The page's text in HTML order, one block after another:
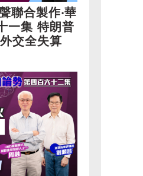
聯合製作‧華
一集 特朗普
交全失算